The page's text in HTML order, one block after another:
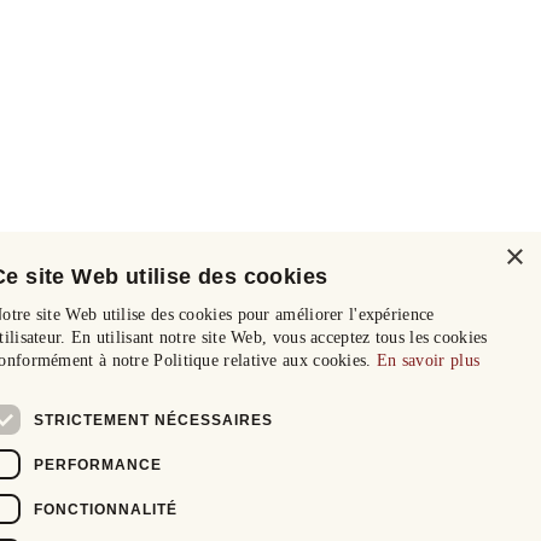
×
site Web utilise des cookies
site Web utilise des cookies pour améliorer l'expérience
En utilisant notre site Web, vous acceptez tous les cookies
à notre Politique relative aux cookies. En savoir plus
STRICTEMENT NÉCESSAIRES
PERFORMANCE
FONCTIONNALITÉ